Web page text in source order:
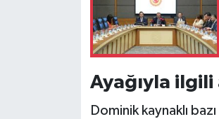
Ayağıyla
Dominik kaynaklı